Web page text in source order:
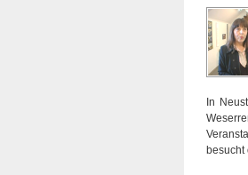
In
besucht